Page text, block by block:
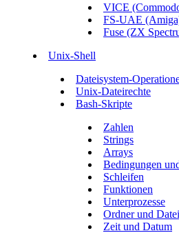
VICE
FS-UAE
Fuse (ZX
Unix-Shell
Dateisystem-
Unix-Dateirechte
Bash-Skripte
Zahlen
Strings
Arrays
Bedingungen
Schleifen
Funktionen
Unterprozesse
Ordner und
Zeit und Datum